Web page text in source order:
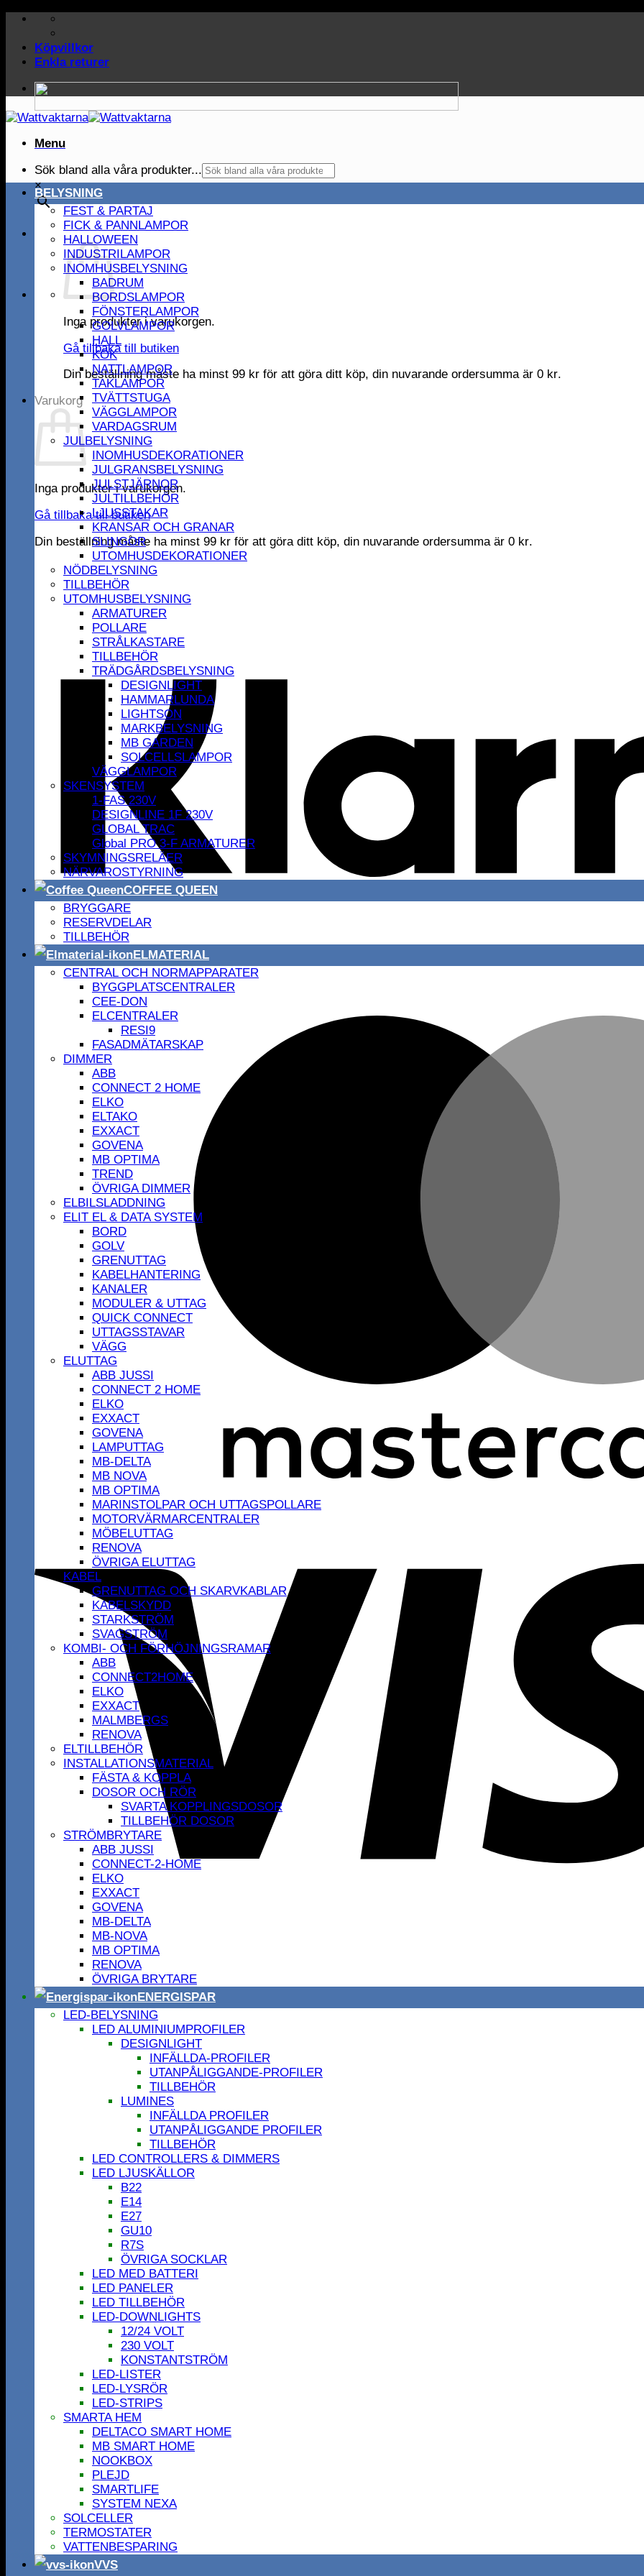
Skip
contentKöpvillkor
Enkla returer
Menu
Sök bland alla våra produkter...
×
Inga produkter i varukorgen.
Gå tillbaka till butiken
Din beställning måste ha minst 99 kr för att göra ditt köp, din nuvarande ordersumma är 0 kr.
Varukorg
Inga produkter i varukorgen.
Gå tillbaka till butiken
Din beställning måste ha minst 99 kr för att göra ditt köp, din nuvarande ordersumma är 0 kr.
BELYSNING
FEST & PARTAJ
FICK & PANNLAMPOR
HALLOWEEN
INDUSTRILAMPOR
INOMHUSBELYSNING
BADRUM
BORDSLAMPOR
FÖNSTERLAMPOR
GOLVLAMPOR
HALL
KÖK
NATTLAMPOR
TAKLAMPOR
TVÄTTSTUGA
VÄGGLAMPOR
VARDAGSRUM
JULBELYSNING
INOMHUSDEKORATIONER
JULGRANSBELYSNING
JULSTJÄRNOR
JULTILLBEHÖR
LJUSSTAKAR
KRANSAR OCH GRANAR
SLINGOR
UTOMHUSDEKORATIONER
NÖDBELYSNING
TILLBEHÖR
UTOMHUSBELYSNING
ARMATURER
POLLARE
STRÅLKASTARE
TILLBEHÖR
TRÄDGÅRDSBELYSNING
DESIGNLIGHT
HAMMARLUNDA
LIGHTSON
MARKBELYSNING
MB GARDEN
SOLCELLSLAMPOR
VÄGGLAMPOR
SKENSYSTEM
1-FAS 230V
DESIGNLINE 1F 230V
GLOBAL TRAC
Global PRO 3-F ARMATURER
SKYMNINGSRELÄER
NÄRVAROSTYRNING
COFFEE QUEEN
BRYGGARE
RESERVDELAR
TILLBEHÖR
ELMATERIAL
CENTRAL OCH NORMAPPARATER
BYGGPLATSCENTRALER
CEE-DON
ELCENTRALER
RESI9
FASADMÄTARSKAP
DIMMER
ABB
CONNECT 2 HOME
ELKO
ELTAKO
EXXACT
GOVENA
MB OPTIMA
TREND
ÖVRIGA DIMMER
ELBILSLADDNING
ELIT EL & DATA SYSTEM
BORD
GOLV
GRENUTTAG
KABELHANTERING
KANALER
MODULER & UTTAG
QUICK CONNECT
UTTAGSSTAVAR
VÄGG
ELUTTAG
ABB JUSSI
CONNECT 2 HOME
ELKO
EXXACT
GOVENA
LAMPUTTAG
MB-DELTA
MB NOVA
MB OPTIMA
MARINSTOLPAR OCH UTTAGSPOLLARE
MOTORVÄRMARCENTRALER
MÖBELUTTAG
RENOVA
ÖVRIGA ELUTTAG
KABEL
GRENUTTAG OCH SKARVKABLAR
KABELSKYDD
STARKSTRÖM
SVAGSTRÖM
KOMBI- OCH FÖRHÖJNINGSRAMAR
ABB
CONNECT2HOME
ELKO
EXXACT
MALMBERGS
RENOVA
ELTILLBEHÖR
INSTALLATIONSMATERIAL
FÄSTA & KOPPLA
DOSOR OCH RÖR
SVARTA KOPPLINGSDOSOR
TILLBEHÖR DOSOR
STRÖMBRYTARE
ABB JUSSI
CONNECT-2-HOME
ELKO
EXXACT
GOVENA
MB-DELTA
MB-NOVA
MB OPTIMA
RENOVA
ÖVRIGA BRYTARE
ENERGISPAR
LED-BELYSNING
LED ALUMINIUMPROFILER
DESIGNLIGHT
INFÄLLDA-PROFILER
UTANPÅLIGGANDE-PROFILER
TILLBEHÖR
LUMINES
INFÄLLDA PROFILER
UTANPÅLIGGANDE PROFILER
TILLBEHÖR
LED CONTROLLERS & DIMMERS
LED LJUSKÄLLOR
B22
E14
E27
GU10
R7S
ÖVRIGA SOCKLAR
LED MED BATTERI
LED PANELER
LED TILLBEHÖR
LED-DOWNLIGHTS
12/24 VOLT
230 VOLT
KONSTANTSTRÖM
LED-LISTER
LED-LYSRÖR
LED-STRIPS
SMARTA HEM
DELTACO SMART HOME
MB SMART HOME
NOOKBOX
PLEJD
SMARTLIFE
SYSTEM NEXA
SOLCELLER
TERMOSTATER
VATTENBESPARING
VVS